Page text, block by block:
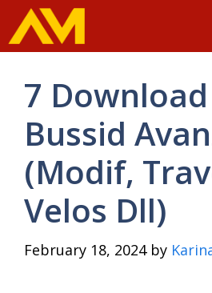
Skip
to
7
Bussid
(Modif,
Velos Dll)
February 18, 2024 by